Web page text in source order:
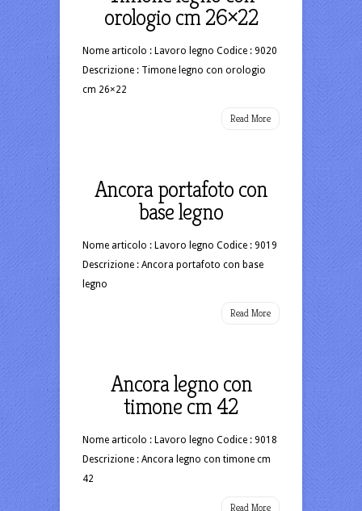
orologio cm 26×22
Nome articolo : Lavoro legno Codice : 9020
Descrizione : Timone legno con orologio
cm 26×22
Read More
Ancora portafoto con
base legno
Nome articolo : Lavoro legno Codice : 9019
Descrizione : Ancora portafoto con base
legno
Read More
Ancora legno con
timone cm 42
Nome articolo : Lavoro legno Codice : 9018
Descrizione : Ancora legno con timone cm
42
Read More